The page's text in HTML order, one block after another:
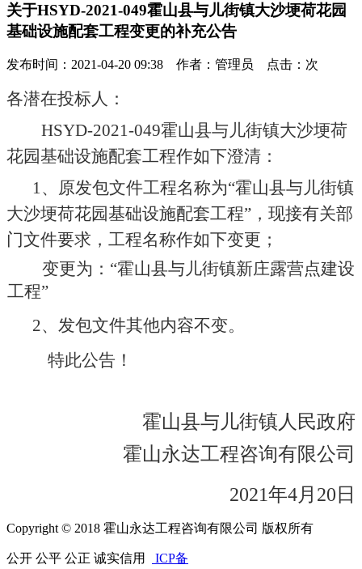
关于HSYD-2021-049霍山县与儿街镇大沙埂荷花园
基础设施配套工程变更的补充公告
发布时间：2021-04-20 09:38 作者：管理员 点击： 次
各潜在投标人：
HSYD-2021-049霍山县与儿街镇大沙埂荷
花园基础设施配套工程作如下澄清：
1、原发包文件工程名称为“霍山县与儿街镇
大沙埂荷花园基础设施配套工程”，现接有关部
门文件要求，工程名称作如下变更；
变更为： “霍山县与儿街镇新庄露营点建设
工程”
2、发包文件其他内容不变。
特此公告！
霍山县与儿街镇人民政府
霍山永达工程咨询有限公司
2021年4月 20 日
Copyright © 2018 霍山永达工程咨询有限公司 版权所有
公开 公平 公正 诚实信用 ICP备